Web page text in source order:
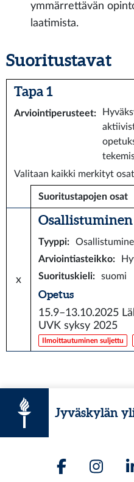
ymmärrettävän
laatimista.
Suoritustavat
Tapa 1
Arviointiperusteet:
Valitaan kaikki merkityt osat
Suoritustapojen osat
x
Osallistuminen
Tyyppi:
Arviointiasteikko:
Suorituskieli: suomi
Opetus
15.9–13.10.2025
UVK syksy 2025
Ilmoittautuminen suljettu
Jyväskylän